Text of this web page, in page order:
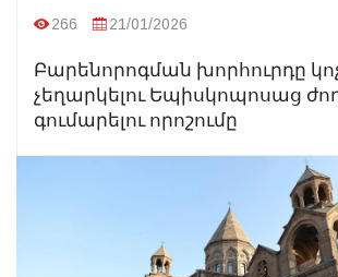
266 21/01/2026
Բարենորոգման խորհուրդը
չեղարկելու Եպիսկոպոսաց
գումարելու որոշումը